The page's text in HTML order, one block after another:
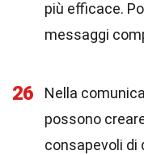
più efficace.
messaggi
26
Nella
possono
consapevoli